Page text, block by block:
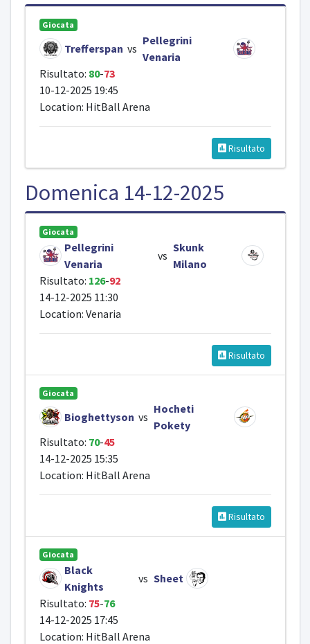
Giocata
Trefferspan vs
Pellegrini
Venaria
Risultato: 80-73
10-12-2025 19:45
Location: HitBall Arena
Risultato
Domenica 14-12-2025
Giocata
Pellegrini
Venaria
vs
Skunk
Milano
Risultato: 126-92
14-12-2025 11:30
Location: Venaria
Risultato
Giocata
Bioghettyson vs
Hocheti
Pokety
Risultato: 70-45
14-12-2025 15:35
Location: HitBall Arena
Risultato
Giocata
Black
Knights
vs Sheet
Risultato: 75-76
14-12-2025 17:45
Location: HitBall Arena